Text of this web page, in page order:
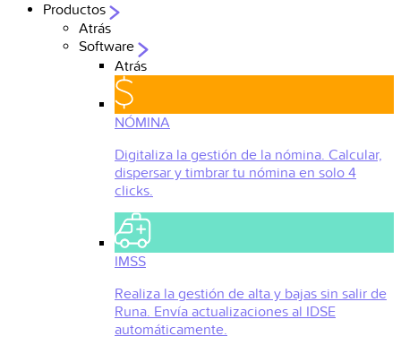
Productos
Atrás
Software
Atrás
NÓMINA
Digitaliza la gestión de la nómina. Calcular,
dispersar y timbrar tu nómina en solo 4
clicks.
IMSS
Realiza la gestión de alta y bajas sin salir de
Runa. Envía actualizaciones al IDSE
automáticamente.